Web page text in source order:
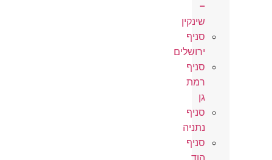
–
שינקין
סניף
ירושלים
סניף
רמת
גן
סניף
נתניה
סניף